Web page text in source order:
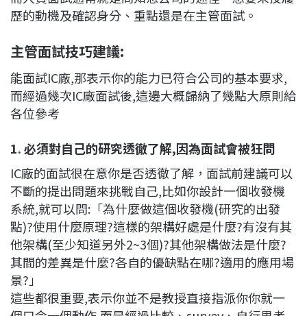
歷的動機及確認身分、重點還是在主管面試。
主管面試技巧建議:
能面試IC廠,那表示你的能力已符合公司的基本要求,
而經過幾次IC廠面試後,這邊大概歸納了幾點大原則給
各位參考
1. 必須對自己的研究透徹了解,因為面試會被狂問
IC廠的面試很在意你是否透徹了解，面試前建議可以
不斷的提出問題來挑戰自己,比如你設計一個收發機
系統,就可以問:「為什麼做這個收發機(研究的出發
點)?使用什麼原理?這樣的架構好處是什麼?有沒有其
他架構(至少知道另外2~3個)?其他架構做法是什麼?
其間的差異是什麼?各自的優缺點在哪?適用的應用場
景?」
這些都很重要,表示你並不是教授直接指派你你就一